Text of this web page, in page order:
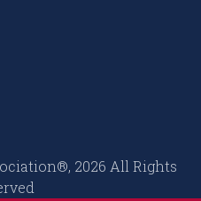
2026 All Rights